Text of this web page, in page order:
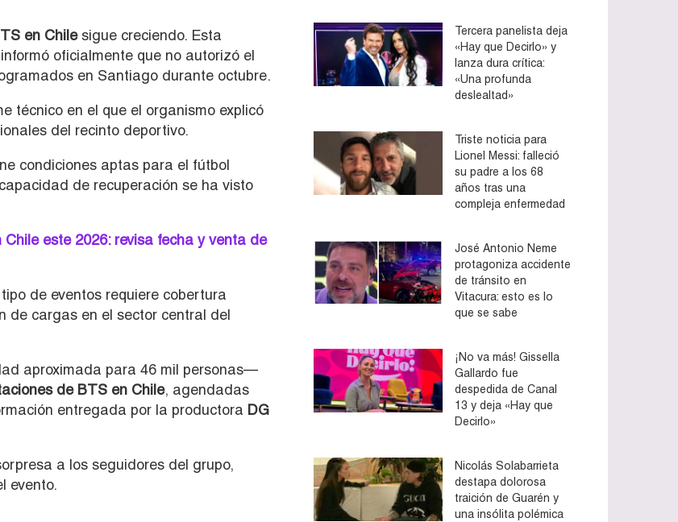
en Chilesigue creciendo. Esta
informó oficialmente que no autorizó el
en Santiago durante octubre.
técnico en el que el organismo explicó
del recinto deportivo.
condiciones aptas para el fútbol
de recuperación se ha visto
este 2026: revisa fecha y venta de
de eventos requiere cobertura
de cargas en el sector central del
aproximada para 46 mil personas—
de BTS en Chile, agendadas
entregada por la productora DG
a los seguidores del grupo,
evento.
Tercera panelista deja
«Hay que Decirlo» y
lanza dura crítica:
«Una profunda
deslealtad»
Triste noticia para
Lionel Messi: falleció
su padre a los 68
años tras una
compleja enfermedad
José Antonio Neme
protagoniza accidente
de tránsito en
Vitacura: esto es lo
que se sabe
¡No va más! Gissella
Gallardo fue
despedida de Canal
13 y deja «Hay que
Decirlo»
Nicolás Solabarrieta
destapa dolorosa
traición de Guarén y
una insólita polémica